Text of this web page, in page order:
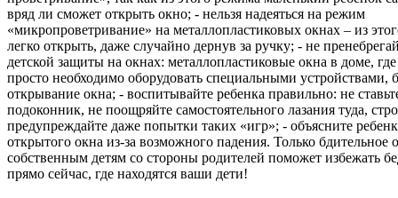
вряд ли сможет открыть окно; - нельзя надеяться на режим
«микропроветривание» на металлопластиковых окнах – из
легко открыть, даже случайно дернув за ручку; - не
детской защиты на окнах: металлопластиковые окна в доме, где
просто необходимо оборудовать специальными
открывание окна; - воспитывайте ребенка правильно: не
подоконник, не поощряйте самостоятельного лазания туда,
предупреждайте даже попытки таких «игр»; - объясните
открытого окна из-за возможного падения. Только бдительное
собственным детям со стороны родителей поможет избежать
прямо сейчас, где находятся ваши дети!